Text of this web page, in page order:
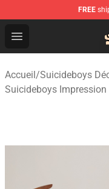
FREE
Open menu
$uicideboy$
Accueil/Suicideboys
Suicideboys Impression